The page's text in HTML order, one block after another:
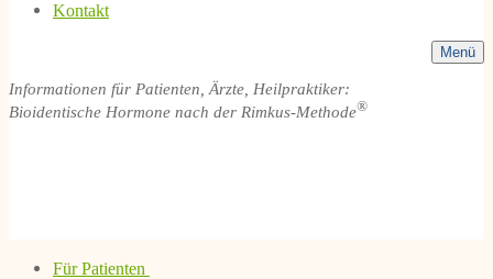
Kontakt
Menü
Informationen für Patienten, Ärzte, Heilpraktiker:
Bioidentische Hormone nach der Rimkus-Methode®
Für Patienten